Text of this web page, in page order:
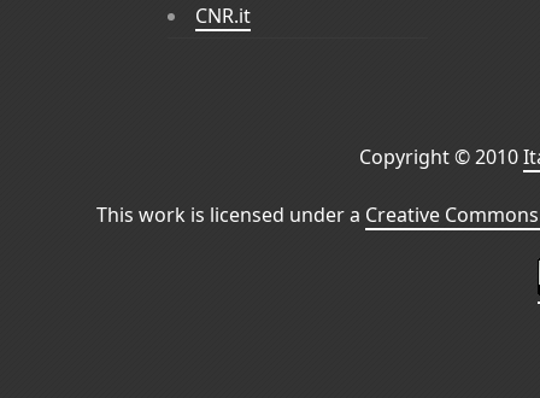
CNR.it
Copyright © 2010
This work is licensed under a Creative